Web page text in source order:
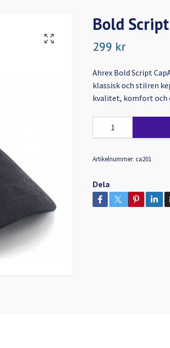
Bold
299 kr
Ahrex Bold Script
klassisk och stilren
kvalitet, komfort och
Artikelnummer: ca201
Dela